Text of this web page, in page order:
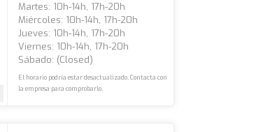
Martes: 10h-14h, 17h-20h
Miércoles: 10h-14h, 17h-20h
Jueves: 10h-14h, 17h-20h
Viernes: 10h-14h, 17h-20h
Sábado: (closed)
El horario podría estar desactualizado. Contacta con
la empresa para comprobarlo.